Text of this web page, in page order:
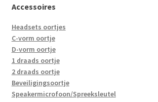
Accessoires
Headsets oortjes
C-vorm oortje
D-vorm oortje
1 draads oortje
2 draads oortje
Beveiligingsoortje
Speakermicrofoon/Spreeksleutel